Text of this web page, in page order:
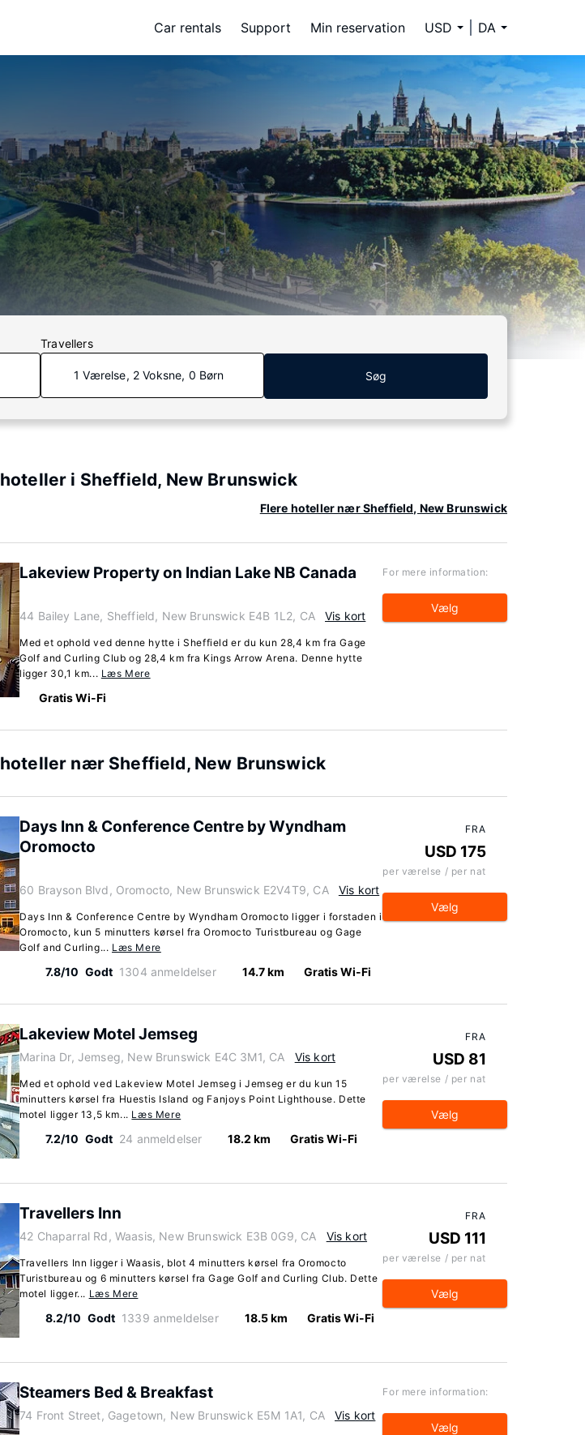
Car rentals Support Min reservation USD DA
Travellers
1 Værelse, 2 Voksne, 0 Børn Søg
i Sheffield, New Brunswick
Flere hoteller nær Sheffield, New Brunswick
Lakeview Property on Indian Lake NB Canada
44 Bailey Lane, Sheffield, New Brunswick E4B 1L2, CA Vis kort
Med et ophold ved denne hytte i Sheffield er du kun 28,4 km fra Gage
Golf and Curling Club og 28,4 km fra Kings Arrow Arena. Denne hytte
ligger 30,1 km... Læs Mere
Gratis Wi-Fi
For mere information:
Vælg
nær Sheffield, New Brunswick
Days Inn & Conference Centre by Wyndham
Oromocto
60 Brayson Blvd, Oromocto, New Brunswick E2V4T9, CA Vis kort
Days Inn & Conference Centre by Wyndham Oromocto ligger i forstaden i
Oromocto, kun 5 minutters kørsel fra Oromocto Turistbureau og Gage
Golf and Curling... Læs Mere
7.8/10 Godt 1304 anmeldelser 14.7 km Gratis Wi-Fi
FRA
USD 175
per værelse / per nat
Vælg
Lakeview Motel Jemseg
Marina Dr, Jemseg, New Brunswick E4C 3M1, CA Vis kort
Med et ophold ved Lakeview Motel Jemseg i Jemseg er du kun 15
minutters kørsel fra Huestis Island og Fanjoys Point Lighthouse. Dette
motel ligger 13,5 km... Læs Mere
7.2/10 Godt 24 anmeldelser 18.2 km Gratis Wi-Fi
FRA
USD 81
per værelse / per nat
Vælg
Travellers Inn
42 Chaparral Rd, Waasis, New Brunswick E3B 0G9, CA Vis kort
Travellers Inn ligger i Waasis, blot 4 minutters kørsel fra Oromocto
Turistbureau og 6 minutters kørsel fra Gage Golf and Curling Club. Dette
motel ligger... Læs Mere
8.2/10 Godt 1339 anmeldelser 18.5 km Gratis Wi-Fi
FRA
USD 111
per værelse / per nat
Vælg
Steamers Bed & Breakfast
74 Front Street, Gagetown, New Brunswick E5M 1A1, CA Vis kort
For mere information:
Vælg